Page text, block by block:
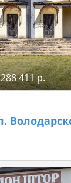
411 р.